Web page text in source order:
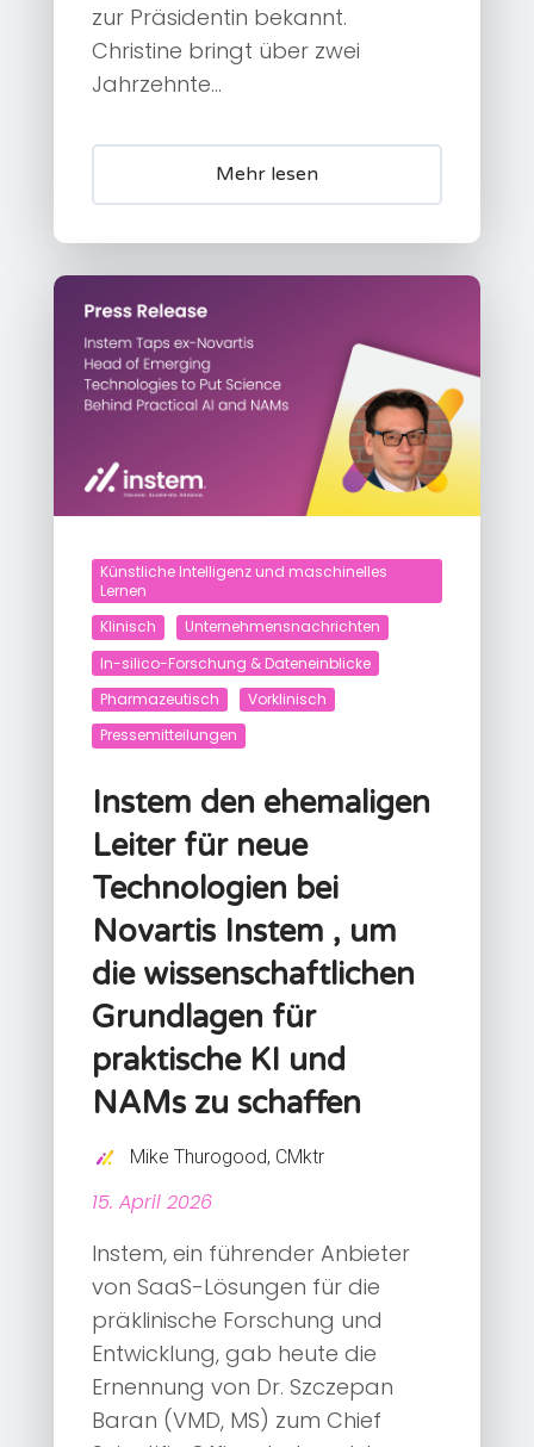
zur Präsidentin bekannt.
Christine bringt über zwei
Jahrzehnte...
Mehr lesen
Künstliche Intelligenz und maschinelles
Lernen
Klinisch
Unternehmensnachrichten
In-silico-Forschung & Dateneinblicke
Pharmazeutisch
Vorklinisch
Pressemitteilungen
Instem den ehemaligen
Leiter für neue
Technologien bei
Novartis Instem , um
die wissenschaftlichen
Grundlagen für
praktische KI und
NAMs zu schaffen
Mike Thurogood, CMktr
15. April 2026
Instem, ein führender Anbieter
von SaaS-Lösungen für die
präklinische Forschung und
Entwicklung, gab heute die
Ernennung von Dr. Szczepan
Baran (VMD, MS) zum Chief